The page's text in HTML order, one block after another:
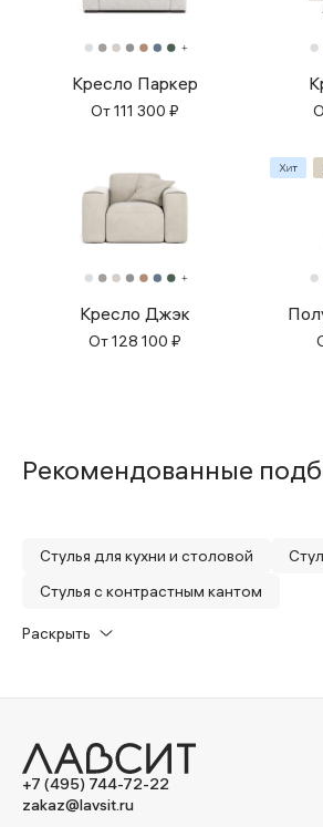
Кресло Паркер
От111 300 ₽
Кресло Джэк
От128 100 ₽
Рекомендованные
Стулья для кухни и столовой
Стулья с контрастным кантом
Стулья с мягкой обивкой
Стулья с подлокотниками
Кресла для гостиной
Кресла с контрастным кантом
Раскрыть
+7 (495) 744-72-22
zakaz@lavsit.ru